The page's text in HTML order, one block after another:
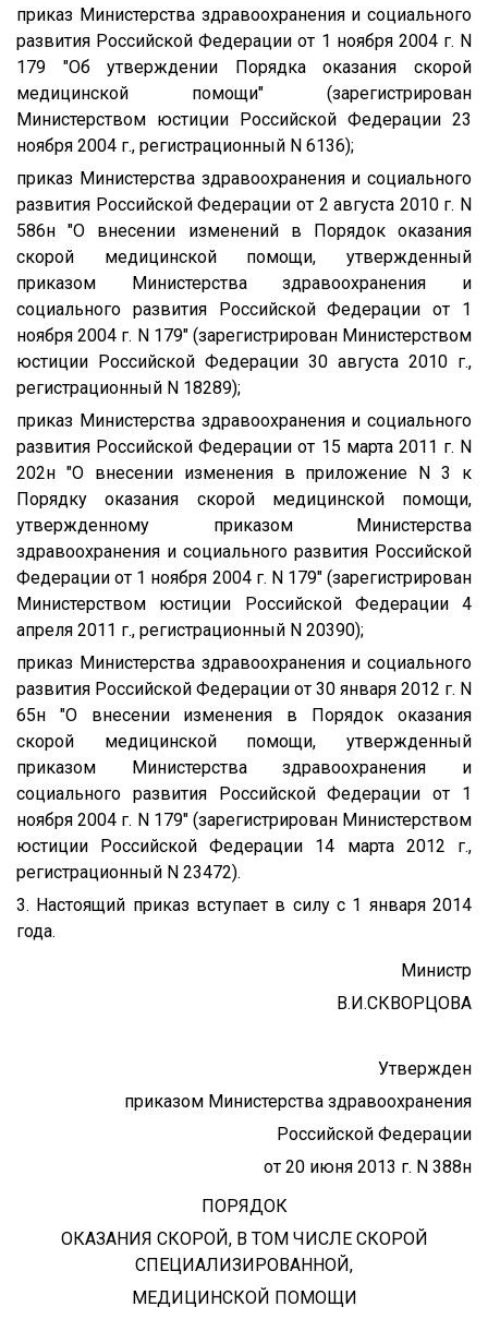
приказ Министерства здравоохранения и социального
развития Российской Федерации от 1 ноября 2004 г. N
179 "Об утверждении Порядка оказания скорой
медицинской помощи" (зарегистрирован
Министерством юстиции Российской Федерации 23
ноября 2004 г., регистрационный N 6136);
приказ Министерства здравоохранения и социального
развития Российской Федерации от 2 августа 2010 г. N
586н "О внесении изменений в Порядок оказания
скорой медицинской помощи, утвержденный
приказом Министерства здравоохранения и
социального развития Российской Федерации от 1
ноября 2004 г. N 179" (зарегистрирован Министерством
юстиции Российской Федерации 30 августа 2010 г.,
регистрационный N 18289);
приказ Министерства здравоохранения и социального
развития Российской Федерации от 15 марта 2011 г. N
202н "О внесении изменения в приложение N 3 к
Порядку оказания скорой медицинской помощи,
утвержденному приказом Министерства
здравоохранения и социального развития Российской
Федерации от 1 ноября 2004 г. N 179" (зарегистрирован
Министерством юстиции Российской Федерации 4
апреля 2011 г., регистрационный N 20390);
приказ Министерства здравоохранения и социального
развития Российской Федерации от 30 января 2012 г. N
65н "О внесении изменения в Порядок оказания
скорой медицинской помощи, утвержденный
приказом Министерства здравоохранения и
социального развития Российской Федерации от 1
ноября 2004 г. N 179" (зарегистрирован Министерством
юстиции Российской Федерации 14 марта 2012 г.,
регистрационный N 23472).
3. Настоящий приказ вступает в силу с 1 января 2014
года.
Министр
В.И.СКВОРЦОВА
Утвержден
приказом Министерства здравоохранения
Российской Федерации
от 20 июня 2013 г. N 388н
ПОРЯДОК
ОКАЗАНИЯ СКОРОЙ, В ТОМ ЧИСЛЕ СКОРОЙ
СПЕЦИАЛИЗИРОВАННОЙ,
МЕДИЦИНСКОЙ ПОМОЩИ